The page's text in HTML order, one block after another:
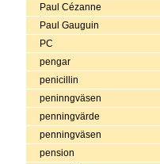
Paul Cézanne
Paul Gauguin
PC
pengar
penicillin
peninngväsen
penningvärde
penningväsen
pension